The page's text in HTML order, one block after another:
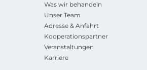
Was wir behandeln
Unser Team
Adresse & Anfahrt
Kooperationspartner
Veranstaltungen
Karriere